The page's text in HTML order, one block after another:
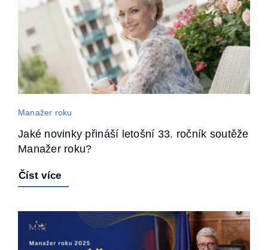
Manažer roku
Jaké novinky přináší letošní 33. ročník soutěže
Manažer roku?
Číst více